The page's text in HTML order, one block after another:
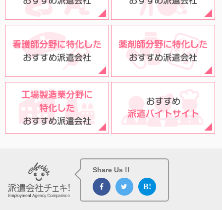
Share Us !!